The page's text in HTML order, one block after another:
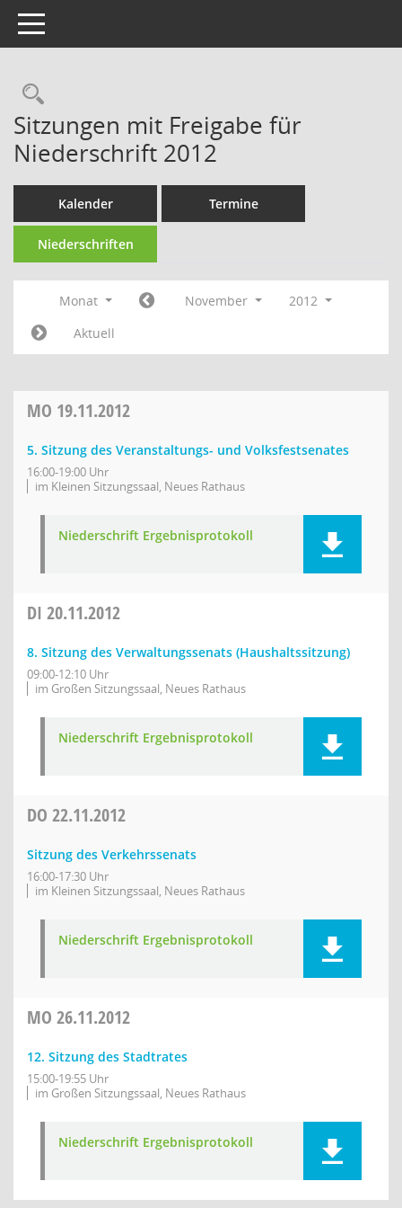
Toggle navigation
Rechercheauswahl
Sitzungen mit Freigabe für
Niederschrift 2012
Kalender Termine
Niederschriften
Monat November
2012
Aktuell
MO 19.11.2012
5. Sitzung des Veranstaltungs- und Volksfestsenates
16:00-19:00 Uhr
im Kleinen Sitzungssaal, Neues Rathaus
Niederschrift Ergebnisprotokoll
DI 20.11.2012
8. Sitzung des Verwaltungssenats (Haushaltssitzung)
09:00-12:10 Uhr
im Großen Sitzungssaal, Neues Rathaus
Niederschrift Ergebnisprotokoll
DO 22.11.2012
Sitzung des Verkehrssenats
16:00-17:30 Uhr
im Kleinen Sitzungssaal, Neues Rathaus
Niederschrift Ergebnisprotokoll
MO 26.11.2012
12. Sitzung des Stadtrates
15:00-19:55 Uhr
im Großen Sitzungssaal, Neues Rathaus
Niederschrift Ergebnisprotokoll